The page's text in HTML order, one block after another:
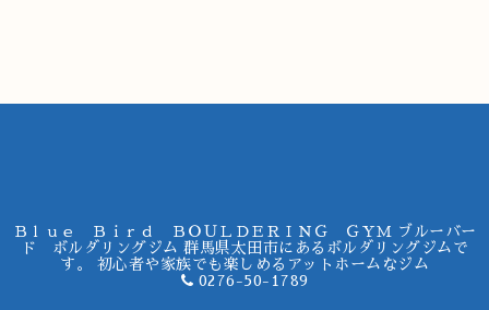
Ｂｌｕｅ Ｂｉｒｄ ＢＯＵＬＤＥＲＩＮＧ ＧＹＭ ブルーバー
ド ボルダリングジム 群馬県太田市にあるボルダリングジムで
す。 初心者や家族でも楽しめるアットホームなジム
0276-50-1789